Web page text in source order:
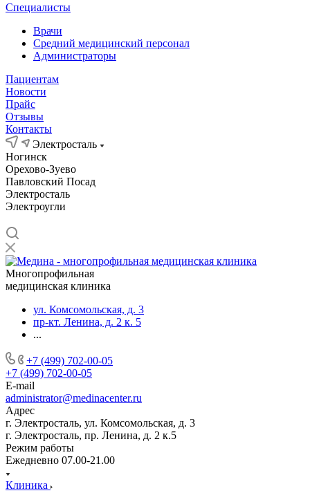
Специалисты
Врачи
Средний медицинский персонал
Администраторы
Пациентам
Новости
Прайс
Отзывы
Контакты
Электросталь
Ногинск
Орехово-Зуево
Павловский Посад
Электросталь
Электроугли
Многопрофильная
медицинская клиника
ул. Комсомольская, д. 3
пр-кт. Ленина, д. 2 к. 5
...
+7 (499) 702-00-05
+7 (499) 702-00-05
E-mail
administrator@medinacenter.ru
Адрес
г. Электросталь, ул. Комсомольская, д. 3
г. Электросталь, пр. Ленина, д. 2 к.5
Режим работы
Ежедневно 07.00-21.00
Клиника